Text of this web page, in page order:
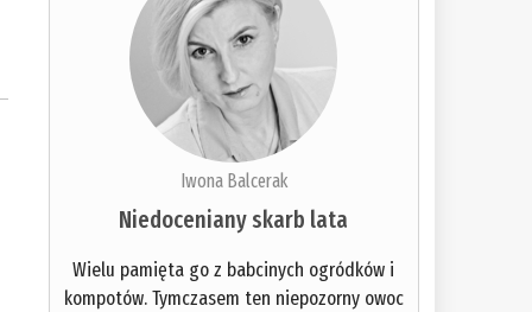
Iwona Balcerak
Niedoceniany skarb lata
Wielu pamięta go z babcinych ogródków i
kompotów. Tymczasem ten niepozorny owoc